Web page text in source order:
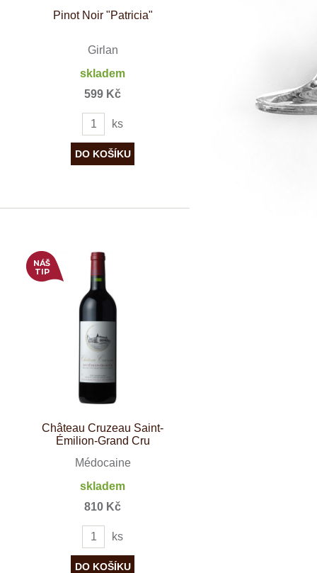
zelené
všechny odrůdy
Pinot Noir "Patricia"
Girlan
skladem
599 Kč
ks
NÁŠ
TIP
Château Cruzeau Saint-
Émilion-Grand Cru
Médocaine
skladem
810 Kč
ks